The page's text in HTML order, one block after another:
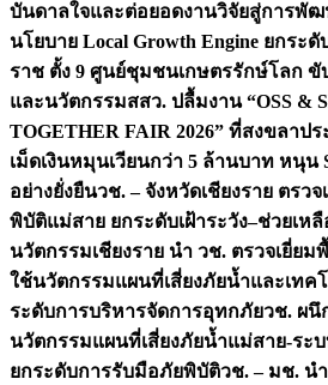
บันดาลใจและต่อยอดงานวิจัยสู่การพัฒ
นโยบาย Local Growth Engine ยกระ
ราช ตั้ง 9 ศูนย์ชุมชนเกษตรรักษ์โลก ขั
และนวัตกรรมสสว. ปลื้มงาน “OSS &
TOGETHER FAIR 2026” ที่สงขลาป
เม็ดเงินหมุนเวียนกว่า 5 ล้านบาท หนุน
อย่างยั่งยืนวช. – จังหวัดเชียงราย ตรว
พิบัติแม่สาย ยกระดับเฝ้าระวัง–ช่วยเห
นวัตกรรมเชียงราย นำ วช. ตรวจเยี่ย
ใช้นวัตกรรมแผนที่เสี่ยงภัยน้ำและเทค
ระดับการบริหารจัดการอุทกภัยวช. ผนึ
นวัตกรรมแผนที่เสี่ยงภัยน้ำแม่สาย-ระ
ยกระดับการรับมือภัยพิบัติวช. – มช. น